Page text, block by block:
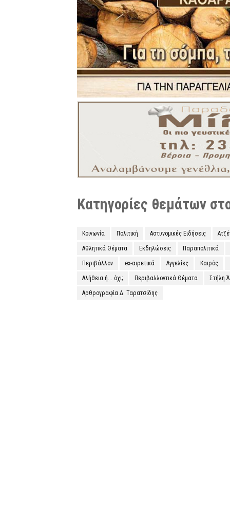
Κατηγορίες θεμάτων
Κοινωνία Πολιτική Αστυνομικές Ειδήσεις
Αθλητικά Θέματα Εκδηλώσεις Παραπολιτικά
Περιβάλλον ex-αιρετικά Αγγελίες Καιρός
Αλήθεια ή... όχι; Περιβαλλοντικά Θέματα Στήλη
Αρθρογραφία Δ. Ταρατσίδης